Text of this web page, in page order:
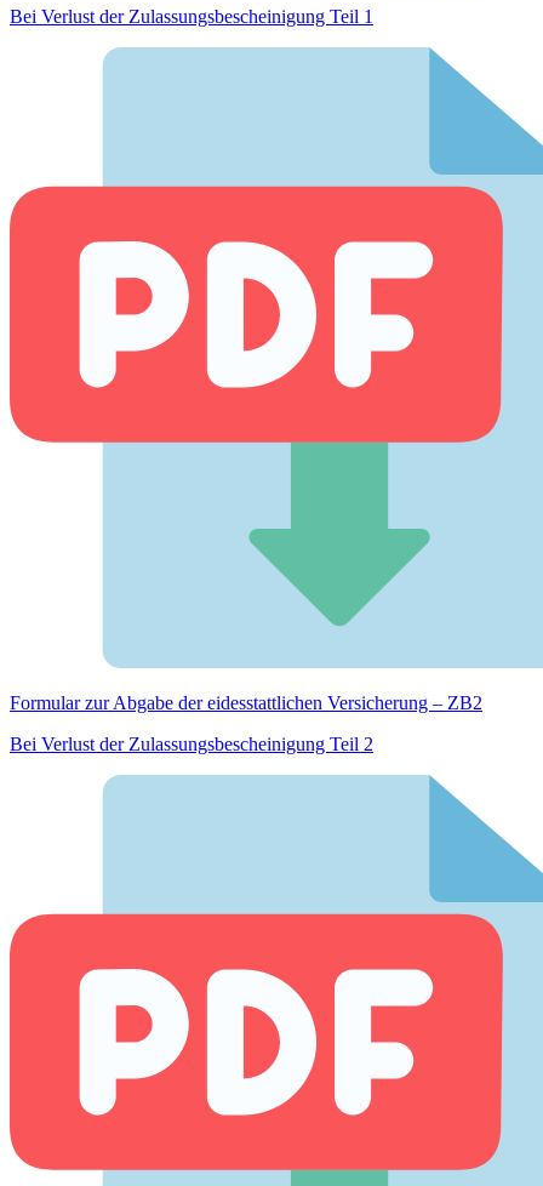
Bei Verlust der Zulassungsbescheinigung Teil 1
Formular zur Abgabe der eides­stattlichen Versicherung – ZB2
Bei Verlust der Zulassungsbescheinigung Teil 2